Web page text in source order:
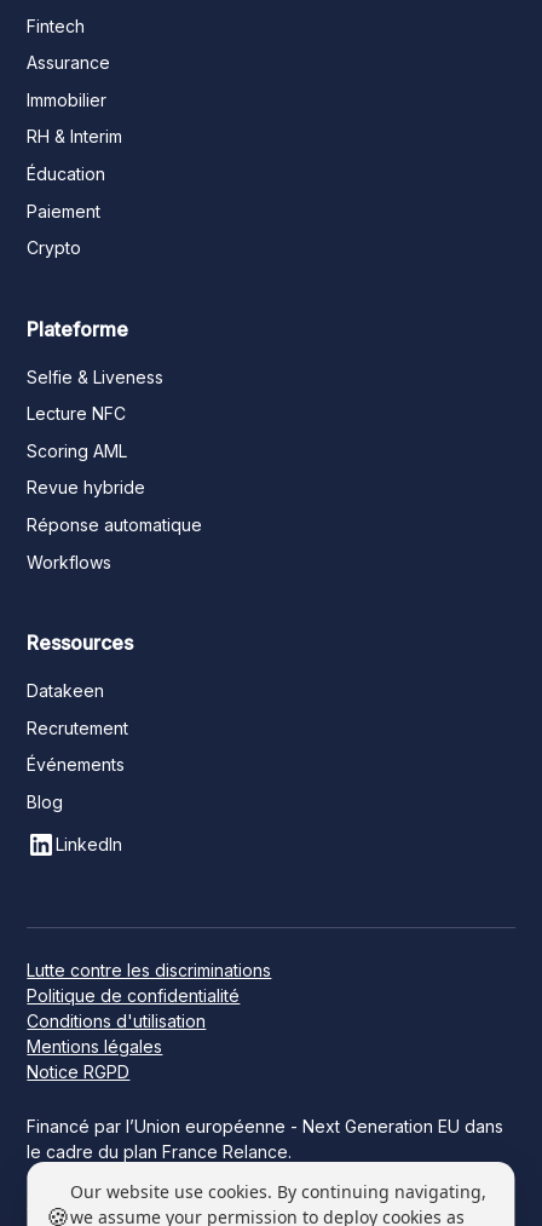
🍪
Our website use cookies. By continuing navigating,
we assume your permission to deploy cookies as
Fintech
Assurance
Immobilier
RH & Interim
Éducation
Paiement
Crypto
Plateforme
Selfie & Liveness
Lecture NFC
Scoring AML
Revue hybride
Réponse automatique
Workflows
Ressources
Datakeen
Recrutement
Événements
Blog
LinkedIn
Financé par l’Union européenne - Next Generation EU dans
le cadre du plan France Relance.
Ce projet a été financé par l’État dans le cadre de France
2030.
Lutte contre les discriminations
Politique de confidentialité
Conditions d'utilisation
Mentions légales
Notice RGPD